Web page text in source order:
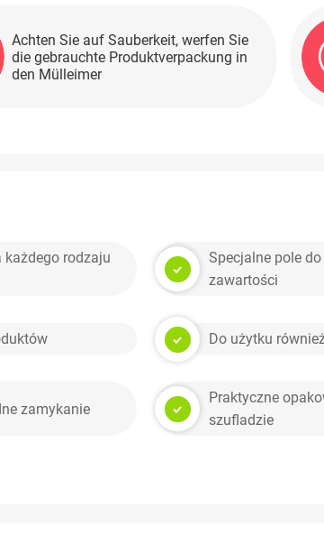
Achten Sie auf Sauberkeit, werfen Sie
die gebrauchte Produktverpackung in
den Mülleimer
każdego rodzaju
Specjalne pole
zawartości
Do użytku
zamykanie
Praktyczne
szufladzie